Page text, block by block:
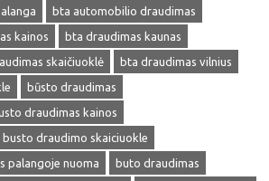
bta automobilio draudimas
kainos
bta draudimas kaunas
skaičiuoklė
bta draudimas vilnius
būsto draudimas
draudimas kainos
busto draudimo skaiciuokle
palangoje nuoma
buto draudimas